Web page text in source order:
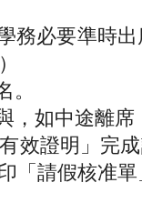
務必要準時
如中途離席
效證明」完
請假核准單